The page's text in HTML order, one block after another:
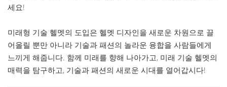
세요!
미래형 기술 헬멧의 도입은 헬멧 디자인을 새로운 차원으로 끌
어올릴 뿐만 아니라 기술과 패션의 놀라운 융합을 사람들에게
느끼게 해줍니다. 함께 미래를 향해 나아가고, 미래 기술 헬멧의
매력을 탐구하고, 기술과 패션의 새로운 시대를 열어갑시다!